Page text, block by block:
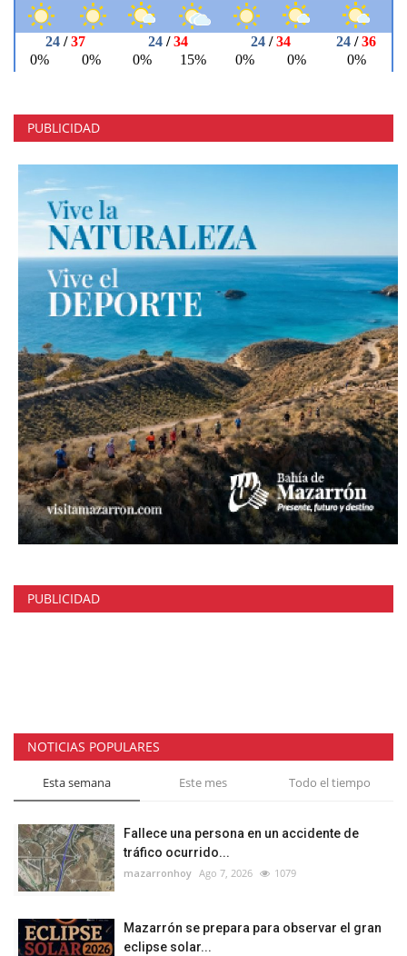
PUBLICIDAD
PUBLICIDAD
NOTICIAS POPULARES
Esta semana Este mes Todo el tiempo
Fallece una persona en un accidente de
tráfico ocurrido...
mazarronhoy Ago 7, 2026 1079
Mazarrón se prepara para observar el gran
eclipse solar...